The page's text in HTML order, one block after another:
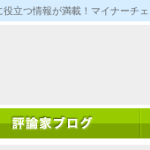
立つ情報が満載！マイナーチ